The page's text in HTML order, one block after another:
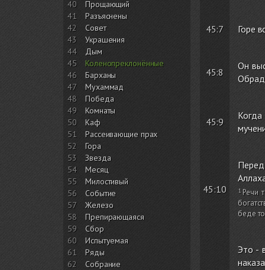
40
Прощающий
41
Разъяснены
42
Совет
43
Украшения
44
Дым
45
Коленопреклонённые
46
Барханы
47
Мухаммад
48
Победа
49
Комнаты
50
Каф
51
Рассеивающие прах
52
Гора
53
Звезда
54
Месяц
55
Милостивый
56
Событие
57
Железо
58
Препирающаяся
59
Сбор
60
Испытуемая
61
Ряды
62
Собрание
45:7 Горе
45:8
Он
45:9
45:10
Перед
Речи
беде
Это -